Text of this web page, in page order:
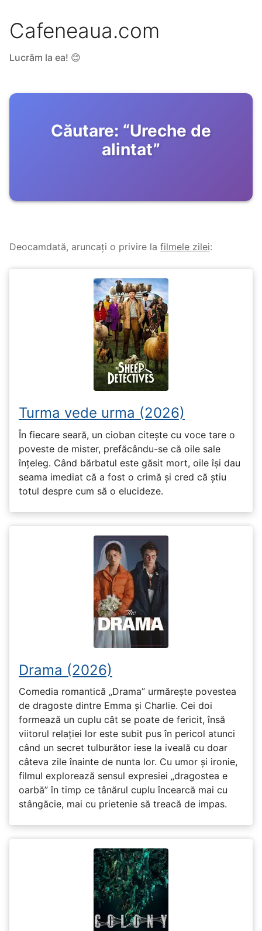
Cafeneaua.com
Lucrăm la ea! 😊
Căutare: “Ureche de
alintat”
Deocamdată, aruncați o privire la filmele zilei:
Turma vede urma (2026)
În fiecare seară, un cioban citește cu voce tare o
poveste de mister, prefăcându-se că oile sale
înțeleg. Când bărbatul este găsit mort, oile își dau
seama imediat că a fost o crimă și cred că știu
totul despre cum să o elucideze.
Drama (2026)
Comedia romantică „Drama” urmărește povestea
de dragoste dintre Emma și Charlie. Cei doi
formează un cuplu cât se poate de fericit, însă
viitorul relației lor este subit pus în pericol atunci
când un secret tulburător iese la iveală cu doar
câteva zile înainte de nunta lor. Cu umor și ironie,
filmul explorează sensul expresiei „dragostea e
oarbă” în timp ce tânărul cuplu încearcă mai cu
stângăcie, mai cu prietenie să treacă de impas.